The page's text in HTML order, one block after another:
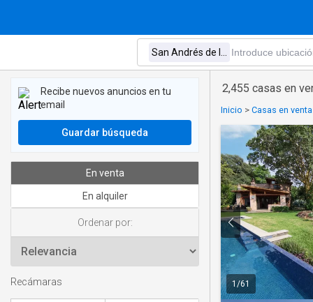
2,455 casas en
Inicio > Casas en
1/61
Recibe nuevos anuncios en tu
email
Guardar búsqueda
En venta
En alquiler
Ordenar por:
Recámaras